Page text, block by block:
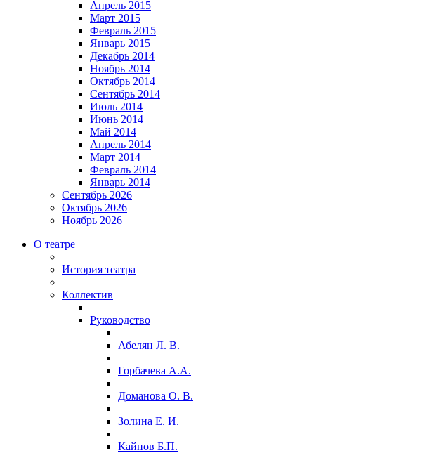
Апрель 2015
Март 2015
Февраль 2015
Январь 2015
Декабрь 2014
Ноябрь 2014
Октябрь 2014
Сентябрь 2014
Июль 2014
Июнь 2014
Май 2014
Апрель 2014
Март 2014
Февраль 2014
Январь 2014
Сентябрь 2026
Октябрь 2026
Ноябрь 2026
О театре
История театра
Коллектив
Руководство
Абелян Л. В.
Горбачева А.А.
Доманова О. В.
Золина Е. И.
Кайнов Б.П.